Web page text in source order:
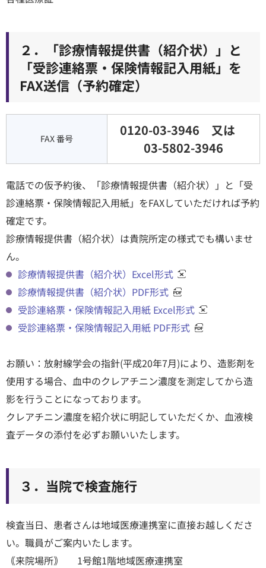
２．「診療情報提供書（紹介状）」と
「受診連絡票・保険情報記入用紙」を
FAX送信（予約確定）
FAX 番号 0120-03-3946 又は
03-5802-3946
電話での仮予約後、「診療情報提供書（紹介状）」と「受
診連絡票・保険情報記入用紙」をFAXしていただければ予約
確定です。
診療情報提供書（紹介状）は貴院所定の様式でも構いませ
ん。
診療情報提供書（紹介状）Excel形式
診療情報提供書（紹介状）PDF形式
受診連絡票・保険情報記入用紙 Excel形式
受診連絡票・保険情報記入用紙 PDF形式
お願い：放射線学会の指針(平成20年7月)により、造影剤を
使用する場合、血中のクレアチニン濃度を測定してから造
影を行うことになっております。
クレアチニン濃度を紹介状に明記していただくか、血液検
査データの添付を必ずお願いいたします。
３．当院で検査施行
検査当日、患者さんは地域医療連携室に直接お越しくださ
い。職員がご案内いたします。
｟来院場所｠ 1号館1階地域医療連携室